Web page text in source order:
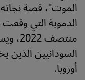
الموت"، قصة
الدموية التي وقعت
السودانيين الذين
أوروبا.